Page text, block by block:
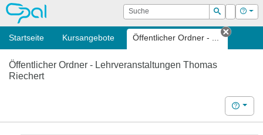
OPAL Suche
Suchen
Login Hilfe
Startseite Kursangebote Öffentlicher Ordner - ...
Tab
Öffentlicher Ordner - Lehrveranstaltungen Thomas
Riechert
Hilfe